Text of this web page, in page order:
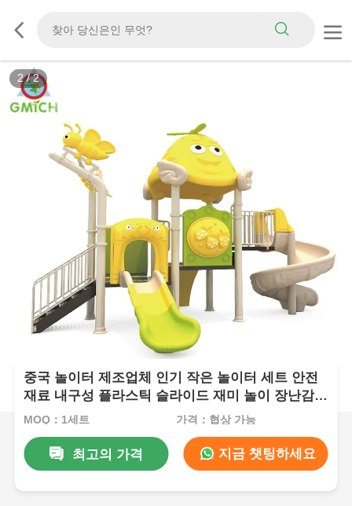
2/2
중국 놀이터 제조업체 인기 작은 놀이터 세트 안전
재료 내구성 플라스틱 슬라이드 재미 놀이 장난감
어린이용
MOQ：1세트 가격：협상 가능
최고의 가격 지금 챗팅하세요